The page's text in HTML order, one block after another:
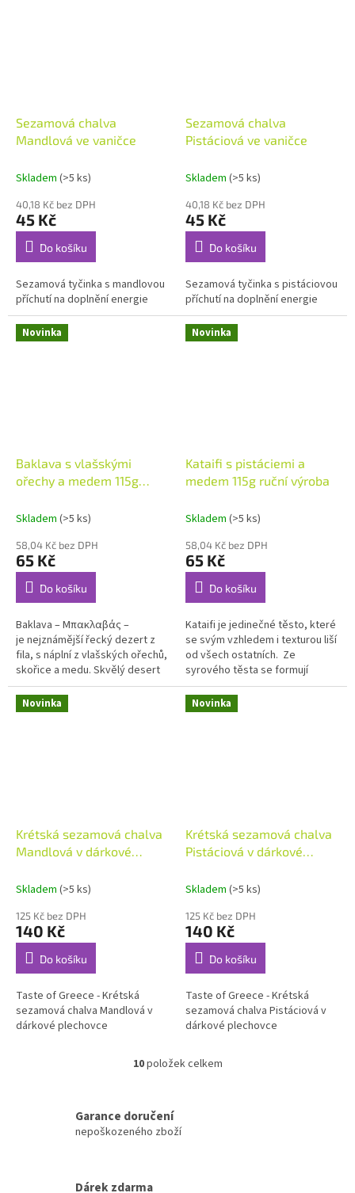
Sezamová chalva
Mandlová ve vaničce
Skladem (>5 ks)
40,18 Kč bez DPH
45 Kč
Do košíku
Sezamová tyčinka s mandlovou
příchutí na doplnění energie
Sezamová chalva
Pistáciová ve vaničce
Skladem (>5 ks)
40,18 Kč bez DPH
45 Kč
Do košíku
Sezamová tyčinka s pistáciovou
příchutí na doplnění energie
Novinka
Baklava s vlašskými
ořechy a medem 115g
Skladem (>5 ks)
58,04 Kč bez DPH
65 Kč
Do košíku
Baklava – Μπακλαβάς –
je nejznámější řecký dezert z
fila, s náplní z vlašských ořechů,
skořice a medu. Skvělý desert
ke kávě a čaji. Baklava se peče v
různých podobách na...
Novinka
Kataifi s pistáciemi a
medem 115g ruční výroba
Skladem (>5 ks)
58,04 Kč bez DPH
65 Kč
Do košíku
Kataifi je jedinečné těsto, které
se svým vzhledem i texturou liší
od všech ostatních. Ze
syrového těsta se formují
sladké závitky plněné ořechy.
Novinka
Krétská sezamová chalva
Mandlová v dárkové
Skladem (>5 ks)
125 Kč bez DPH
140 Kč
Do košíku
Taste of Greece - Krétská
sezamová chalva Mandlová v
dárkové plechovce
Novinka
Krétská sezamová chalva
Pistáciová v dárkové
Skladem (>5 ks)
125 Kč bez DPH
140 Kč
Do košíku
Taste of Greece - Krétská
sezamová chalva Pistáciová v
dárkové plechovce
O
d
10položek celkem
Garance doručení
nepoškozeného zboží
Dárek zdarma